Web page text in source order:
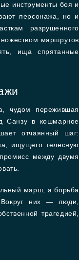
инструменты боя и
персонажа, но и
разрушенного
маршрутов
ища спрятанные
чудом пережившая
Санзу в кошмарное
отчаянный шаг:
ищущего телесную
между двумя
марш, а борьба
них — люди,
трагедией,